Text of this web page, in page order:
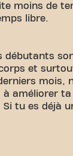
moins de
libre.
débutants
et
mois,
à améliorer
tu es déjà